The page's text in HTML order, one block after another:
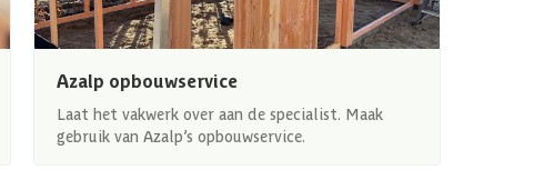
Azalp opbouwservice
Laat het vakwerk over aan de specialist. Maak
gebruik van Azalp’s opbouwservice.